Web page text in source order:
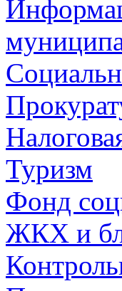
Туризм
Фонд
ЖКХ и